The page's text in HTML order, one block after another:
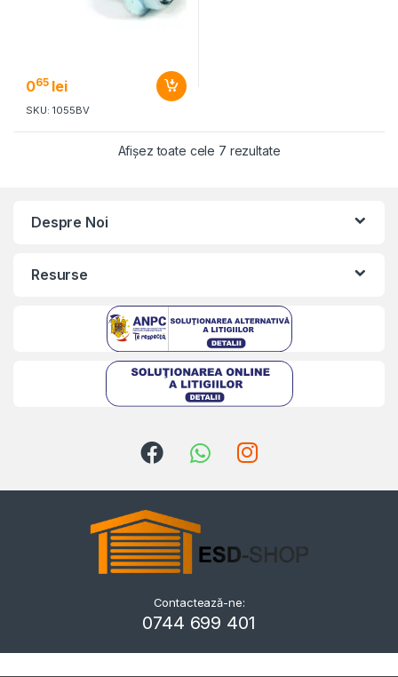
065 lei
SKU: 1055BV
Afișez toate cele 7 rezultate
Despre Noi
Resurse
Kriszta
Contactează-ne:
0744 699 401